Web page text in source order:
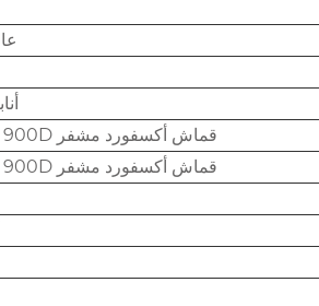
قماش أكسفورد مشفر 900D باللون الأبيض الفاتح
قماش أكسفورد مشفر 900D باللون الأبيض الفاتح